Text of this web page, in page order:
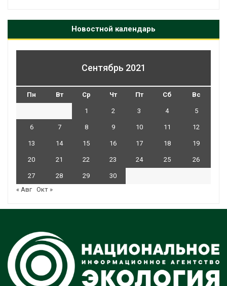
Новостной календарь
Сентябрь 2021
Пн Вт Ср Чт Пт Сб Вс
1 2 3 4 5
6 7 8 9 10 11 12
13 14 15 16 17 18 19
20 21 22 23 24 25 26
27 28 29
30
« Авг Окт »